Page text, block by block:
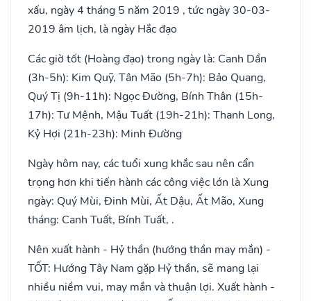
xấu, ngày 4 tháng 5 năm 2019 , tức ngày 30-03-
2019 âm lịch, là ngày Hắc đạo
Các giờ tốt (Hoàng đạo) trong ngày là: Canh Dần
(3h-5h): Kim Quỹ, Tân Mão (5h-7h): Bảo Quang,
Quý Tị (9h-11h): Ngọc Đường, Bính Thân (15h-
17h): Tư Mệnh, Mậu Tuất (19h-21h): Thanh Long,
Kỷ Hợi (21h-23h): Minh Đường
Ngày hôm nay, các tuổi xung khắc sau nên cẩn
trọng hơn khi tiến hành các công việc lớn là Xung
ngày: Quý Mùi, Đinh Mùi, Ất Dậu, Ất Mão, Xung
tháng: Canh Tuất, Bính Tuất, .
Nên xuất hành - Hỷ thần (hướng thần may mắn) -
TỐT: Hướng Tây Nam gặp Hỷ thần, sẽ mang lại
nhiều niềm vui, may mắn và thuận lợi. Xuất hành -